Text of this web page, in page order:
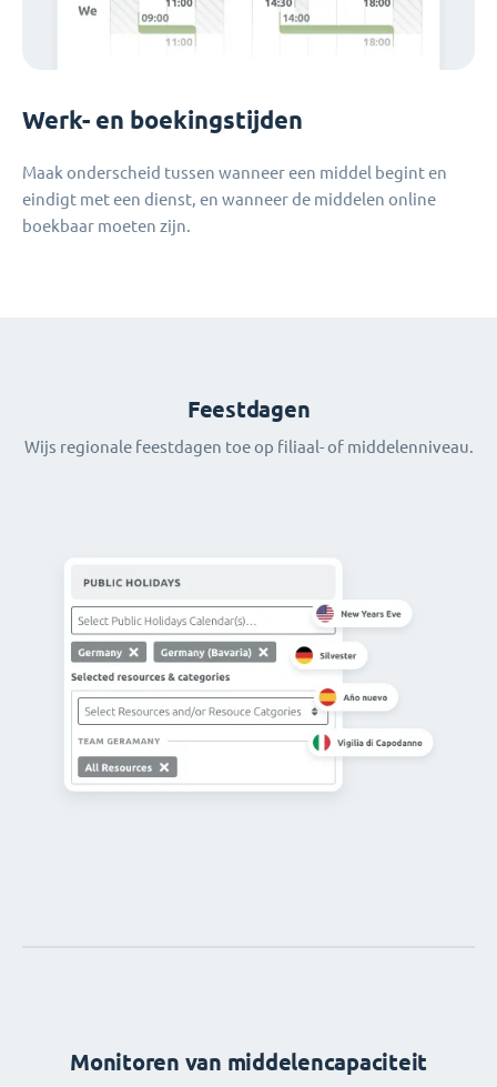
Werk- en boekingstijden
Maak onderscheid tussen wanneer een middel begint en
eindigt met een dienst, en wanneer de middelen online
boekbaar moeten zijn.
Feestdagen
Wijs regionale feestdagen toe op filiaal- of middelenniveau.
Monitoren van middelencapaciteit